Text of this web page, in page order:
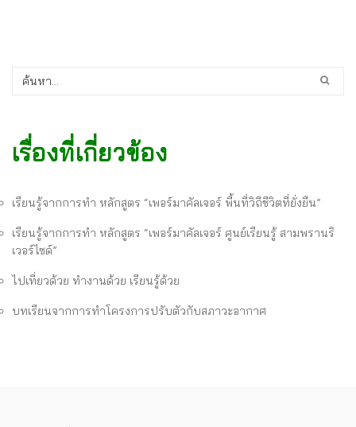
เรื่องที่เกี่ยวข้อง
เรียนรู้จากการทำ หลักสูตร “เพอร์มาคัลเจอร์ พื้นที่วิถีชีวิตที่ยั่งยืน”
เรียนรู้จากการทำ หลักสูตร “เพอร์มาคัลเจอร์ ศูนย์เรียนรู้ สามพรานริ
เวอร์ไซด์”
ไปเที่ยวด้วย ทำงานด้วย เรียนรู้ด้วย
บทเรียนจากการทำโครงการปรับตัวกับสภาวะอากาศ